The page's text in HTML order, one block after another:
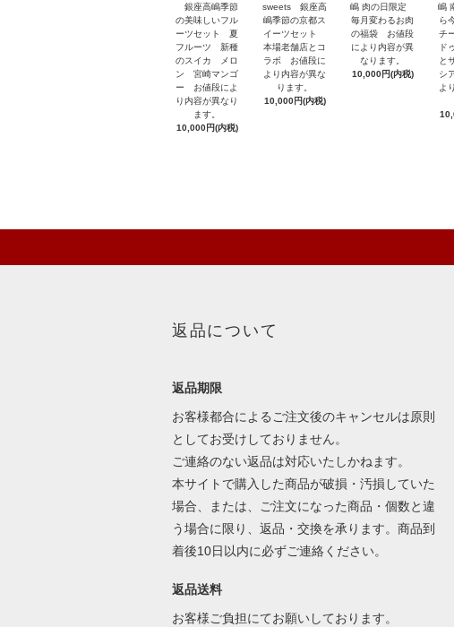
銀座高嶋季節
の美味しいフル
ーツセット 夏
フルーツ 新種
のスイカ メロ
ン 宮崎マンゴ
ー お値段によ
り内容が異なり
ます。
10,000円(内税)
sweets 銀座高
嶋季節の京都ス
イーツセット
本場老舗店とコ
ラボ お値段に
より内容が異な
ります。
10,000円(内税)
嶋 肉の日限定
毎月変わるお肉
の福袋 お値段
により内容が異
なります。
10,000円(内税)
嶋
ら
チ
ド
と
シ
よ
返品について
返品期限
お客様都合によるご注文後のキャンセルは原則
としてお受けしておりません。
ご連絡のない返品は対応いたしかねます。
本サイトで購入した商品が破損・汚損していた
場合、または、ご注文になった商品・個数と違
う場合に限り、返品・交換を承ります。商品到
着後10日以内に必ずご連絡ください。
返品送料
お客様ご負担にてお願いしております。